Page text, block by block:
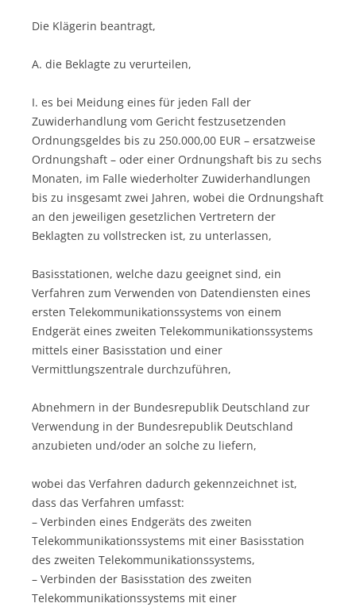
Die Klägerin beantragt,
A. die Beklagte zu verurteilen,
I. es bei Meidung eines für jeden Fall der
Zuwiderhandlung vom Gericht festzusetzenden
Ordnungsgeldes bis zu 250.000,00 EUR – ersatzweise
Ordnungshaft – oder einer Ordnungshaft bis zu sechs
Monaten, im Falle wiederholter Zuwiderhandlungen
bis zu insgesamt zwei Jahren, wobei die Ordnungshaft
an den jeweiligen gesetzlichen Vertretern der
Beklagten zu vollstrecken ist, zu unterlassen,
Basisstationen, welche dazu geeignet sind, ein
Verfahren zum Verwenden von Datendiensten eines
ersten Telekommunikationssystems von einem
Endgerät eines zweiten Telekommunikationssystems
mittels einer Basisstation und einer
Vermittlungszentrale durchzuführen,
Abnehmern in der Bundesrepublik Deutschland zur
Verwendung in der Bundesrepublik Deutschland
anzubieten und/oder an solche zu liefern,
wobei das Verfahren dadurch gekennzeichnet ist,
dass das Verfahren umfasst:
– Verbinden eines Endgeräts des zweiten
Telekommunikationssystems mit einer Basisstation
des zweiten Telekommunikationssystems,
– Verbinden der Basisstation des zweiten
Telekommunikationssystems mit einer